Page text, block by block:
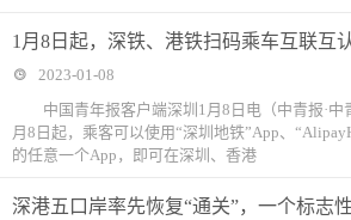
1月8日起，深铁、港铁扫码乘车互联互
2023-01-08
中国青年报客户端深圳1月8日电（中青报·中
月8日起，乘客可以使用“深圳地铁”App、
的任意一个App，即可在深圳、香港
深港五口岸率先恢复“通关”，一个标志